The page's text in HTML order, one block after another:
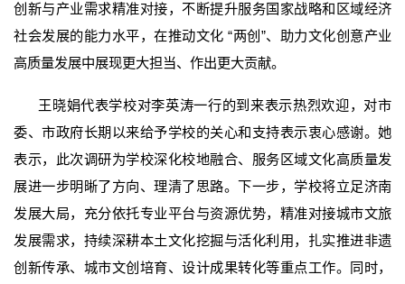
创新与产业需求精准对接，不断提升服务国家战略和区域经济
社会发展的能力水平，在推动文化 “两创”、助力文化创意产业
高质量发展中展现更大担当、作出更大贡献。
王晓娟代表学校对李英涛一行的到来表示热烈欢迎，对市
委、市政府长期以来给予学校的关心和支持表示衷心感谢。她
表示，此次调研为学校深化校地融合、服务区域文化高质量发
展进一步明晰了方向、理清了思路。下一步，学校将立足济南
发展大局，充分依托专业平台与资源优势，精准对接城市文旅
发展需求，持续深耕本土文化挖掘与活化利用，扎实推进非遗
创新传承、城市文创培育、设计成果转化等重点工作。同时，